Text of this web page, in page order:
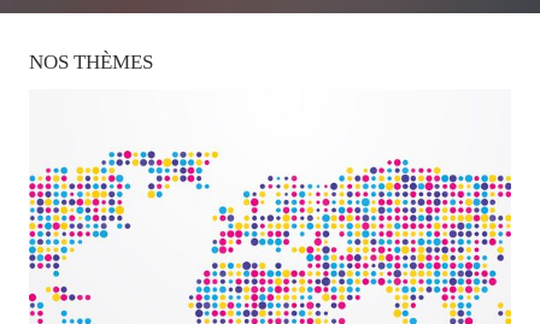
NOS THÈMES